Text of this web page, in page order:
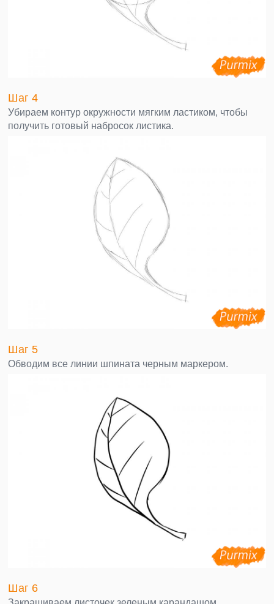
Шаг 4
Убираем контур окружности мягким ластиком, чтобы
получить готовый набросок листика.
Шаг 5
Обводим все линии шпината черным маркером.
Шаг 6